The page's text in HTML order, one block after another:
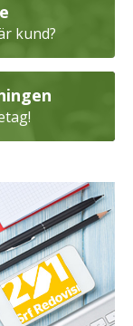
kund?